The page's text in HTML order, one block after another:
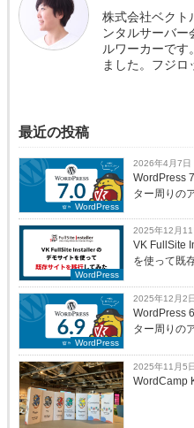
株式会社ベクト
ンタルサーバー
ルワーカーで
ました。フジロ
最近の投稿
WordPress
2026年4月7日
WordPress
ター周りの
WordPress
2025年12月11
VK FullSite
を使って既
WordPress
2025年12月2日
WordPress
ター周りの
2025年11月5日
WordCamp